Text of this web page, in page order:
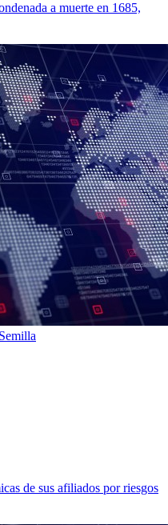
a muerte en 1685,
de sus afiliados por riesgos